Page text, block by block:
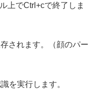
上でCtrl+cで終了しま
されます。（顔のパー
を実行します。